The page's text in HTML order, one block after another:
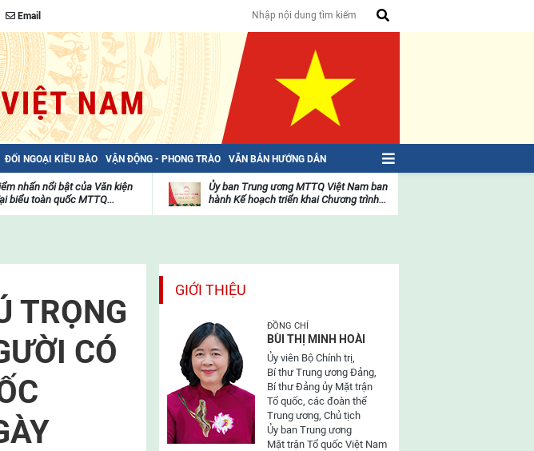
Email
ĐỐI NGOẠI KIỀU BÀO VẬN ĐỘNG - PHONG TRÀO VĂN BẢN HƯỚNG DẪN
nhấn nổi bật của Văn kiện
biểu toàn quốc MTTQ...
mặt
trận
Ủy ban Trung ương MTTQ Việt Nam ban
hành Kế hoạch triển khai Chương trình...
TRỌNG
CÓ
GIỚI THIỆU
ĐỒNG CHÍ
BÙI THỊ MINH HOÀI
Ủy viên Bộ Chính trị,
Bí thư Trung ương Đảng,
Bí thư Đảng ủy Mặt trận
Tổ quốc, các đoàn thể
Trung ương, Chủ tịch
Ủy ban Trung ương
Mặt trận Tổ quốc Việt Nam